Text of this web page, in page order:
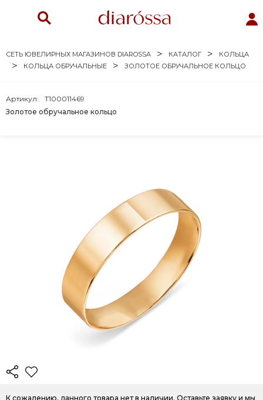
СЕТЬ ЮВЕЛИРНЫХ МАГАЗИНОВ DIAROSSA КАТАЛОГ
КОЛЬЦА
КОЛЬЦА ОБРУЧАЛЬНЫЕ
ЗОЛОТОЕ ОБРУЧАЛЬНОЕ КОЛЬЦО
Золотое обручальное кольцо
Артикул: Т100011469
К сожалению, данного товара нет в наличии. Оставьте заявку и мы